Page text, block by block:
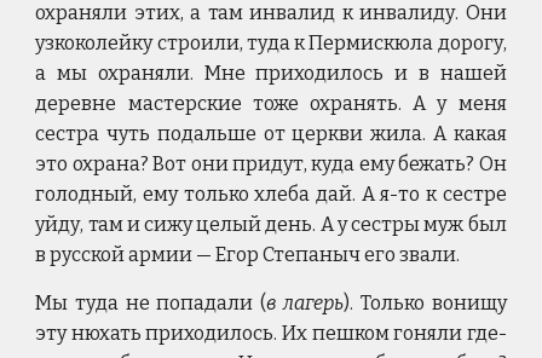
охраняли этих, а там инвалид к инвалиду. Они
узкоколейку строили, туда к Пермискюла дорогу,
а мы охраняли. Мне приходилось и в нашей
деревне мастерские тоже охранять. А у меня
сестра чуть подальше от церкви жила. А какая
это охрана? Вот они придут, куда ему бежать? Он
голодный, ему только хлеба дай. А я-то к сестре
уйду, там и сижу целый день. А у сестры муж был
в русской армии — Егор Степаныч его звали.
Мы туда не попадали (в лагерь). Только вонищу
эту нюхать приходилось. Их пешком гоняли где-